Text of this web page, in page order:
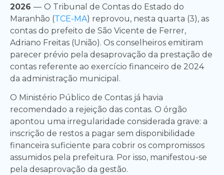
2026 — O Tribunal de Contas do Estado do
Maranhão (TCE-MA) reprovou, nesta quarta (3), as
contas do prefeito de São Vicente de Ferrer,
Adriano Freitas (União). Os conselheiros emitiram
parecer prévio pela desaprovação da prestação de
contas referente ao exercício financeiro de 2024
da administração municipal.
O Ministério Público de Contas já havia
recomendado a rejeição das contas. O órgão
apontou uma irregularidade considerada grave: a
inscrição de restos a pagar sem disponibilidade
financeira suficiente para cobrir os compromissos
assumidos pela prefeitura. Por isso, manifestou-se
pela desaprovação da gestão.